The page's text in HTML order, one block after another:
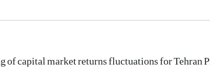
of capital market returns fluctuations for